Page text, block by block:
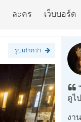
ละคร เว็บบอร์ด
รูปเก่ากว่า
ดูไ
งา